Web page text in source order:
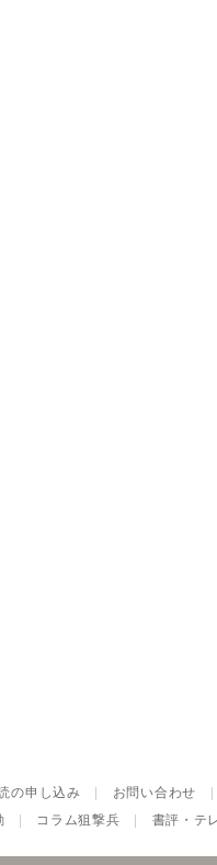
の申し込み お問い合わせ
コラム狙撃兵 書評・テ